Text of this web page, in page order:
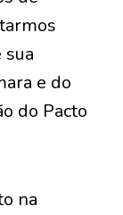
e do
do Pacto
na